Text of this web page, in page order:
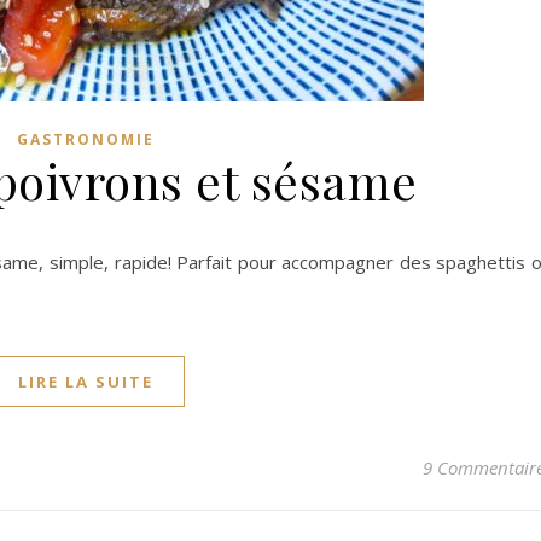
GASTRONOMIE
et sésame
simple, rapide! Parfait pour accompagner des spaghettis
LIRE LA SUITE
9